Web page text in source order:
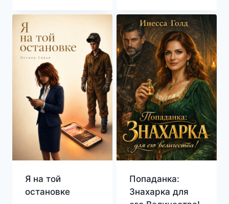
Я на той
остановке
Попаданка:
Знахарка для